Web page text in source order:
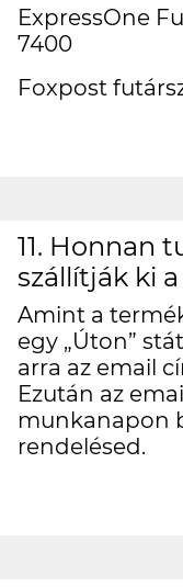
ExpressOne
7400
Foxpost
11. Honnan
szállítják ki
Amint a
egy „Úton”
arra az email
Ezután az
munkanapon
rendelésed.